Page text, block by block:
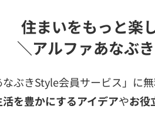
住まいをもっと楽
＼アルファあなぶ
なぶきStyle会員サービス」に無
を豊かにするアイデアやお役